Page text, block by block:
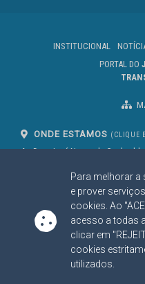
Para melhorar a
e prover
cookies. Ao
acesso a todas
clicar em
cookies
utilizados.
INSTITUCIONAL
PORTAL DO
ONDE ESTAMOS (CLIQUE
Av. Des. José Nunes da Cunha,
Campo Grande/MS
CEP: 79031-310
SIGA NOSSAS REDES
Linked InYoutube
Facebook
X